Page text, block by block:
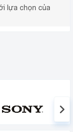
lựa chọn của